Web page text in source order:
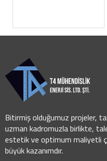
Bitirmiş olduğumuz projeler,
uzman kadromuzla birlikte,
estetik ve optimum maliyetli
büyük kazanımdır.